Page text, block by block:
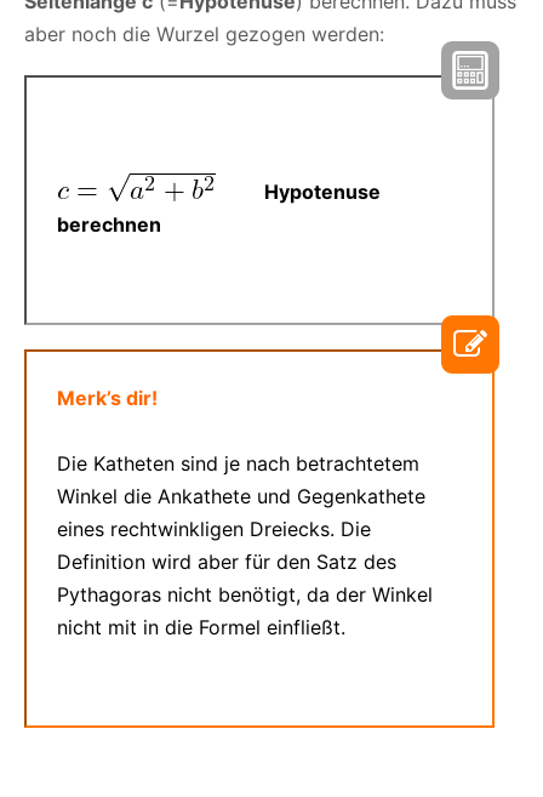
aber noch die Wurzel gezogen werden:
Hypotenuse
berechnen
Merk’s dir!
Die Katheten sind je nach betrachtetem
Winkel die Ankathete und Gegenkathete
eines rechtwinkligen Dreiecks. Die
Definition wird aber für den Satz des
Pythagoras nicht benötigt, da der Winkel
nicht mit in die Formel einfließt.